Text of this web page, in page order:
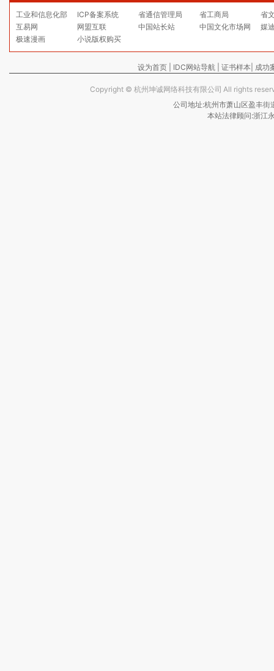
工业和信息化部 ICP备案系统 省通信管理局 省工商局
省
互易网
网盟互联 中国站长站 中国文化市场网
媒
极速漫画
小说版权购买
设为首页| IDC网站导航| 证书样本| 成功
Copyright © 杭州坤诚网络科技有限公司 All rights
公司地址:杭州市萧山区盈丰
本站法律顾问:浙江